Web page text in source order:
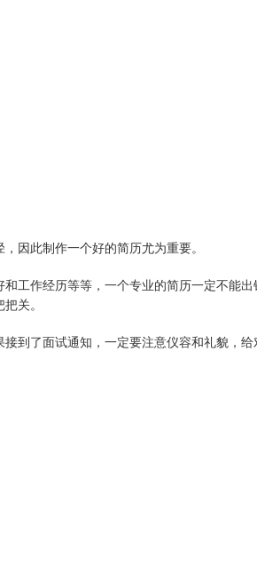
因此制作一个好的简历尤为重要。
工作经历等等，一个专业的简历一定不能出
关。
到了面试通知，一定要注意仪容和礼貌，给